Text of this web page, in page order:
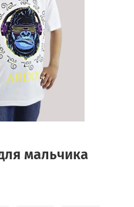
мальчика